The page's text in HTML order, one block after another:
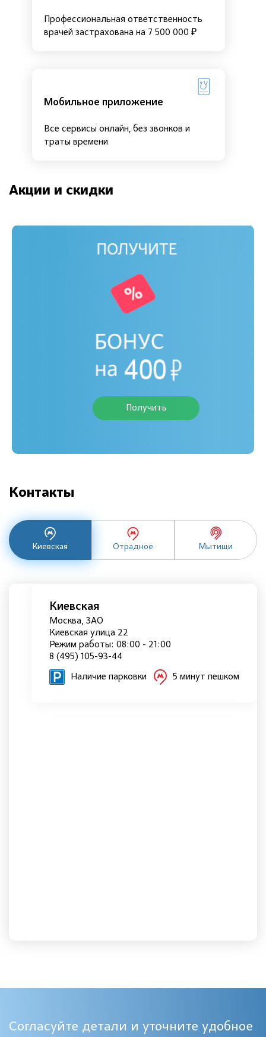
Профессиональная ответственность
врачей застрахована на 7 500 000 ₽
Мобильное приложение
Все сервисы онлайн, без звонков и
траты времени
Акции и скидки
Получить
Контакты
Киевская Отрадное Мытищи
Киевская
Москва, ЗАО
Киевская улица 22
Режим работы: 08:00 - 21:00
8 (495) 105-93-44
Наличие парковки 5 минут пешком
Согласуйте детали и уточните удобное